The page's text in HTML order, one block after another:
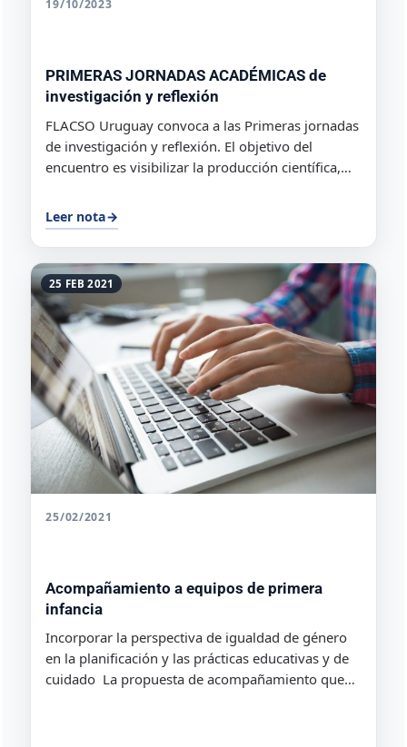
19/10/2023
PRIMERAS JORNADAS ACADÉMICAS de
investigación y reflexión
FLACSO Uruguay convoca a las Primeras jornadas
de investigación y reflexión. El objetivo del
encuentro es visibilizar la producción científica,
Leer nota→
25 FEB 2021
25/02/2021
Acompañamiento a equipos de primera
infancia
Incorporar la perspectiva de igualdad de género
en la planificación y las prácticas educativas y de
cuidado La propuesta de acompañamiento que